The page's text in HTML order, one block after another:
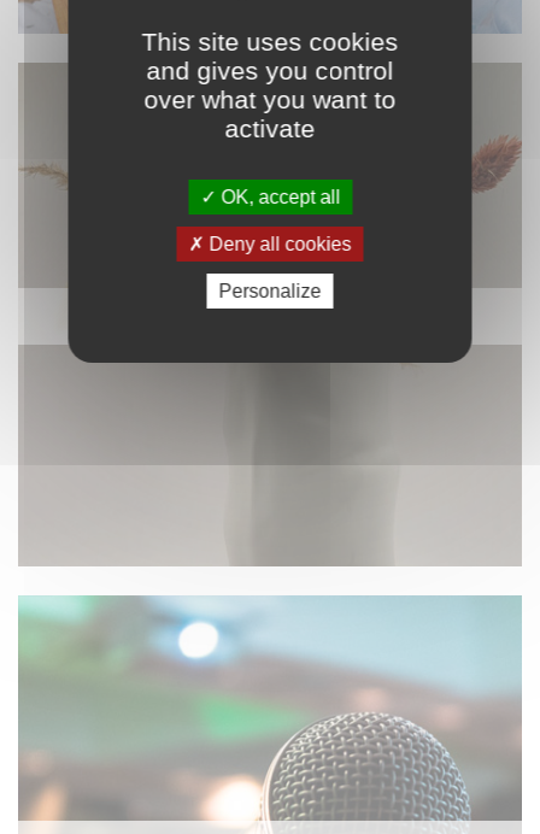
DÉCORATION
This site uses cookies
and gives you control
over what you want to
activate
OK, accept all
Deny all cookies
Personalize